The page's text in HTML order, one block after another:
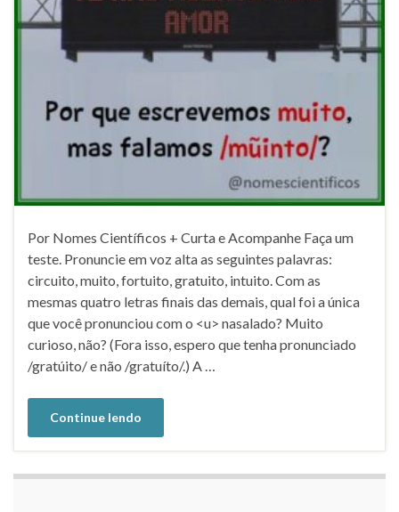
Por Nomes Científicos + Curta e Acompanhe Faça um
teste. Pronuncie em voz alta as seguintes palavras:
circuito, muito, fortuito, gratuito, intuito. Com as
mesmas quatro letras finais das demais, qual foi a única
que você pronunciou com o <u> nasalado? Muito
curioso, não? (Fora isso, espero que tenha pronunciado
/gratúito/ e não /gratuíto/.) A …
Continue lendo